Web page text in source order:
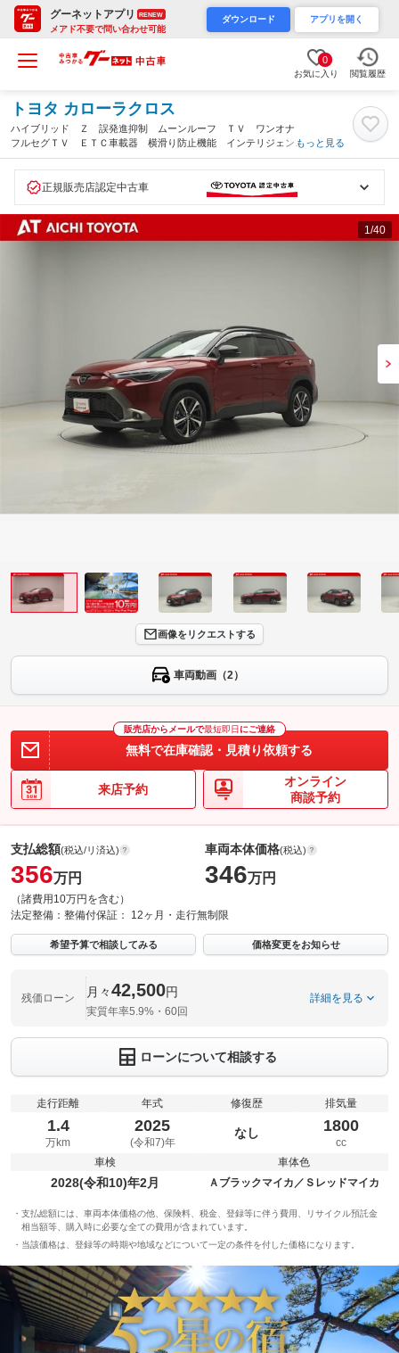
グーネットアプリ RENEW
メアド不要で問い合わせ可能
ダウンロード アプリを開く
0
お気に入り 閲覧履歴
トヨタ カローラクロス
ハイブリッド Ｚ 誤発進抑制 ムーンルーフ ＴＶ ワンオナ
フルセグＴＶ ＥＴＣ車載器 横滑り防止機能 インテリジェント
キー ＬＥＤヘッドライト アルミ オートクルーズコントロー
もっと見る
正規販売店認定中古車
1 /40
画像をリクエストする
車両動画（2）
販売店からメールで最短即日 にご連絡
無料で在庫確認・見積り依頼する
来店予約
オンライン
商談予約
支払総額(税込/リ済込)
356万円
（諸費用10万円を含む）
車両本体価格(税込)
346万円
法定整備： 整備付保証： 12ヶ月・走行無制限
希望予算で相談してみる 価格変更をお知らせ
残価ローン 月々42,500円
実質年率5.9%・60回
詳細を見る
ローンについて相談する
走行距離
1.4
万km
年式
2025
(令和7)年
修復歴
なし
排気量
1800
cc
車検
2028(令和10)年2月
車体色
Ａブラックマイカ／Ｓレッドマイカ
支払総額には、車両本体価格の他、保険料、税金、登録等に伴う費用、リサイクル預託金
相当額等、購入時に必要な全ての費用が含まれています。
当該価格は、登録等の時期や地域などについて一定の条件を付した価格になります。